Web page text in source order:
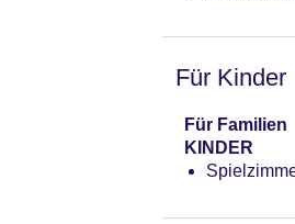
Für Kinder
Für Familien
KINDER